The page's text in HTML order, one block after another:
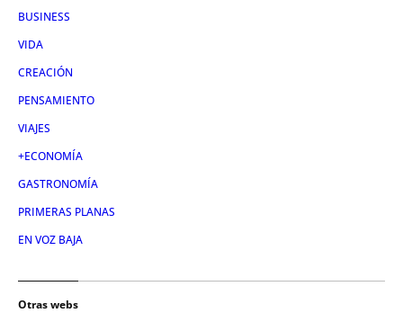
BUSINESS
VIDA
CREACIÓN
PENSAMIENTO
VIAJES
+ECONOMÍA
GASTRONOMÍA
PRIMERAS PLANAS
EN VOZ BAJA
Otras webs